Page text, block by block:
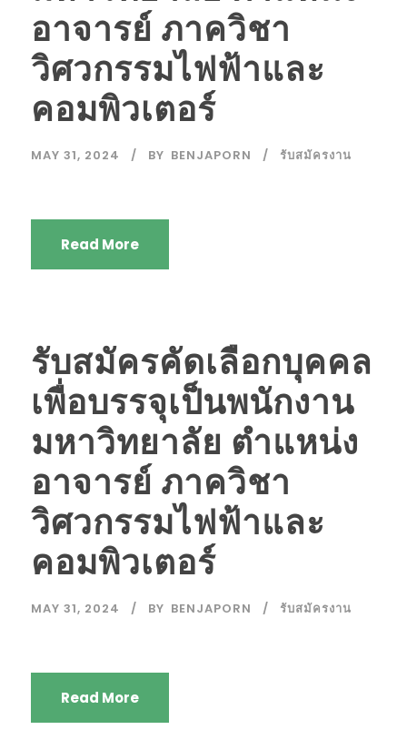
อาจารย์ ภาควิชา
วิศวกรรมไฟฟ้าและ
คอมพิวเตอร์
MAY 31, 2024 BY BENJAPORN รับสมัครงาน
Read More
รับสมัครคัดเลือกบุคคล
เพื่อบรรจุเป็นพนักงาน
มหาวิทยาลัย ตำแหน่ง
อาจารย์ ภาควิชา
วิศวกรรมไฟฟ้าและ
คอมพิวเตอร์
MAY 31, 2024 BY BENJAPORN รับสมัครงาน
Read More